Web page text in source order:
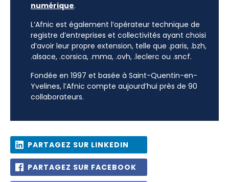
numérique.
L’Afnic est également l’opérateur technique de
registre d’entreprises et collectivités ayant choisi
d’avoir leur propre extension, telle que .paris, .bzh,
.alsace, .corsica, .mma, .ovh, .leclerc ou .sncf.
Fondée en 1997 et basée à Saint-Quentin-en-
Yvelines, l’Afnic compte aujourd’hui près de 90
collaborateurs.
PARTAGEZ SUR LINKEDIN
PARTAGEZ SUR FACEBOOK